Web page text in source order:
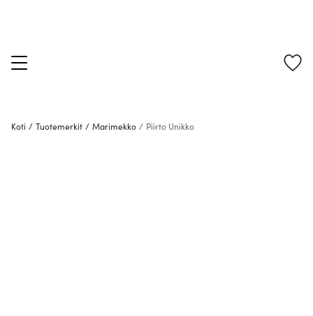
Koti / Tuotemerkit / Marimekko / Piirto Unikko